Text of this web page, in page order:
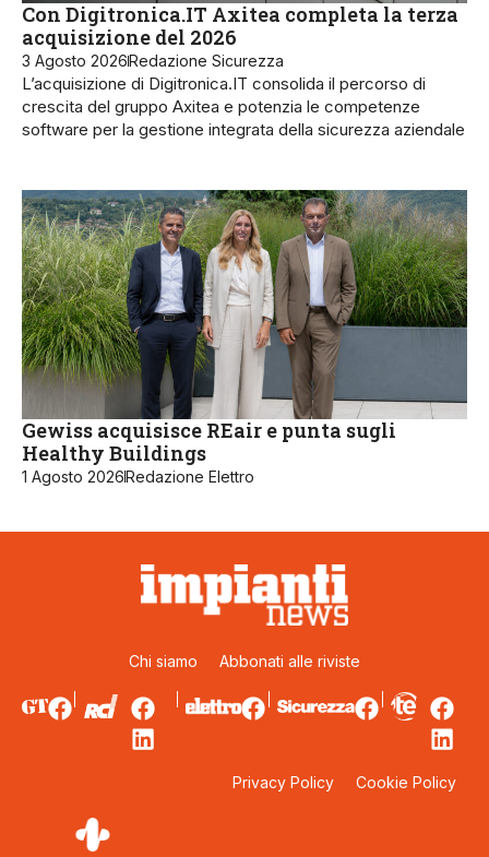
Con Digitronica.IT Axitea completa la terza
acquisizione del 2026
3 Agosto 2026Redazione Sicurezza
L’acquisizione di Digitronica.IT consolida il percorso di
crescita del gruppo Axitea e potenzia le competenze
software per la gestione integrata della sicurezza aziendale
Gewiss acquisisce REair e punta sugli
Healthy Buildings
1 Agosto 2026Redazione Elettro
Chi siamo Abbonati alle riviste
Privacy Policy Cookie Policy